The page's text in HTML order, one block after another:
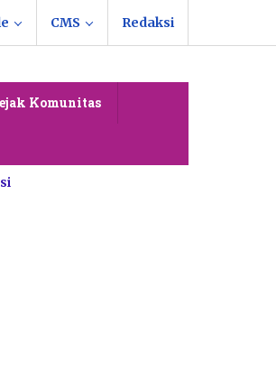
CMS Redaksi
Komunitas